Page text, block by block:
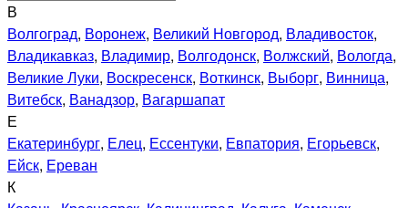
В
Волгоград, Воронеж, Великий Новгород, Владивосток,
Владикавказ, Владимир, Волгодонск, Волжский, Вологда,
Великие Луки, Воскресенск, Воткинск, Выборг, Винница,
Витебск, Ванадзор, Вагаршапат
Е
Екатеринбург, Елец, Ессентуки, Евпатория, Егорьевск,
Ейск, Ереван
К